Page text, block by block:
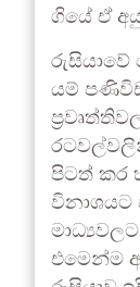
ගියේ ඒ
රුසියාවේ
යම්
පිටත් කර
විනාශයට
එමෙන්ම